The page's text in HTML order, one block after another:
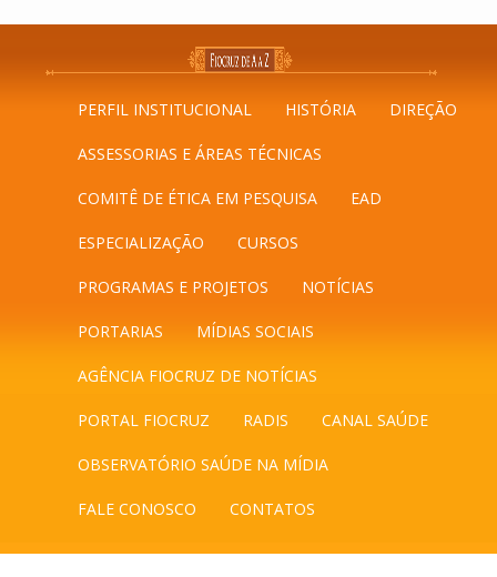
PERFIL INSTITUCIONAL HISTÓRIA DIREÇÃO
ASSESSORIAS E ÁREAS TÉCNICAS
COMITÊ DE ÉTICA EM PESQUISA EAD
ESPECIALIZAÇÃO CURSOS
PROGRAMAS E PROJETOS NOTÍCIAS
PORTARIAS MÍDIAS SOCIAIS
AGÊNCIA FIOCRUZ DE NOTÍCIAS
PORTAL FIOCRUZ RADIS CANAL SAÚDE
OBSERVATÓRIO SAÚDE NA MÍDIA
FALE CONOSCO CONTATOS